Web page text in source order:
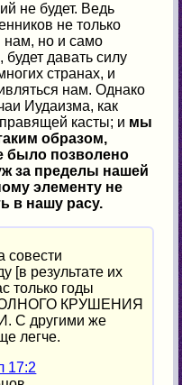
не будет. Ведь
не только
нам, но и само
давать силу
странах, и
нам. Однако
Иудаизма, как
касты; и мы
образом,
было позволено
за пределы нашей
элементу не
в нашу расу.
совести
[в результате их
только годы
КРУШЕНИЯ
другими же
легче.
17:2